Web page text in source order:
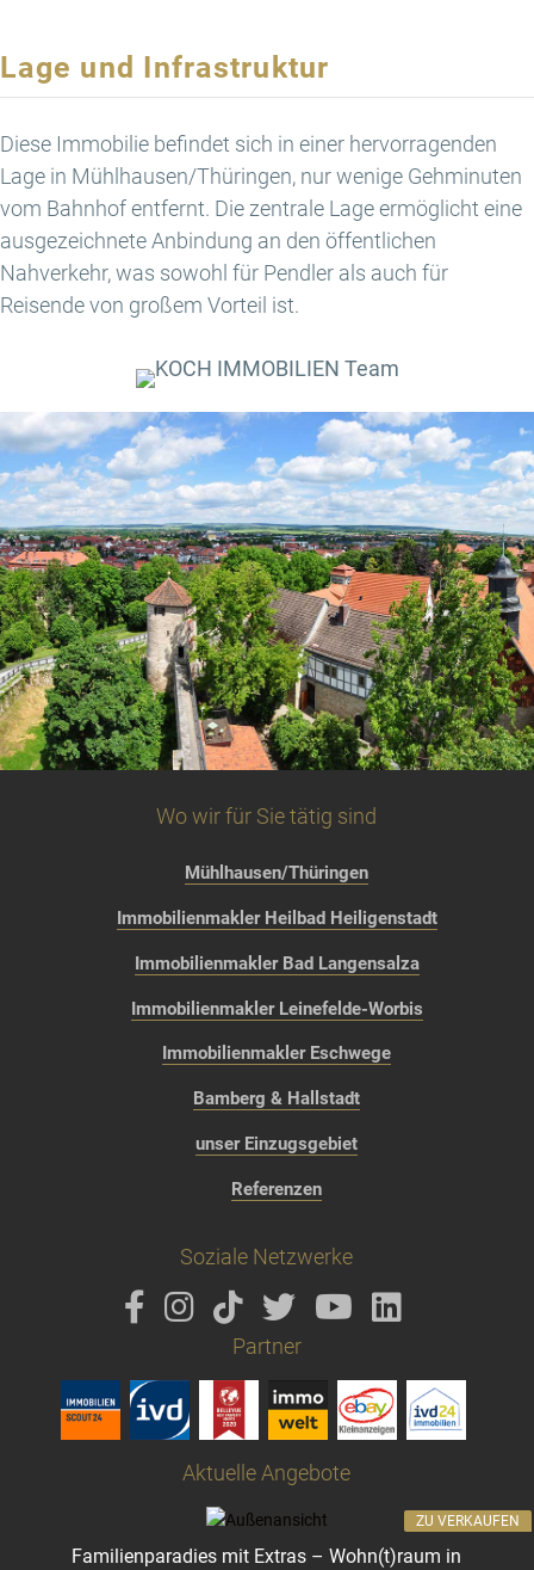
Lage und Infrastruktur
Diese Immobilie befindet sich in einer hervorragenden
Lage in Mühlhausen/Thüringen, nur wenige Gehminuten
vom Bahnhof entfernt. Die zentrale Lage ermöglicht eine
ausgezeichnete Anbindung an den öffentlichen
Nahverkehr, was sowohl für Pendler als auch für
Reisende von großem Vorteil ist.
Wo wir für Sie tätig sind
Mühlhausen/Thüringen
Immobilienmakler Heilbad Heiligenstadt
Immobilienmakler Bad Langensalza
Immobilienmakler Leinefelde-Worbis
Immobilienmakler Eschwege
Bamberg & Hallstadt
unser Einzugsgebiet
Referenzen
Soziale Netzwerke
Partner
Aktuelle Angebote
Familienparadies mit Extras – Wohn(t)raum in
ZU VERKAUFEN